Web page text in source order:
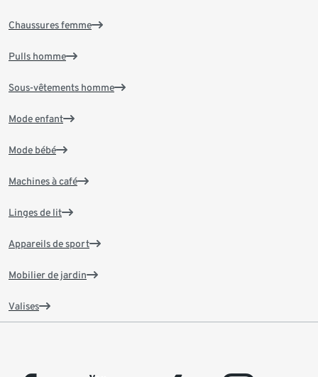
Chaussures femme
Pulls homme
Sous-vêtements homme
Mode enfant
Mode bébé
Machines à café
Linges de lit
Appareils de sport
Mobilier de jardin
Valises